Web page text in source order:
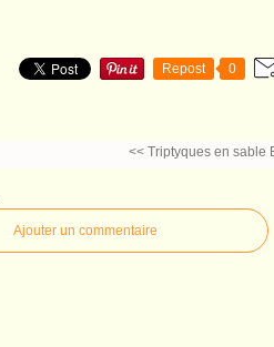
Repost 0
<< Triptyques en sable
Ajouter un commentaire